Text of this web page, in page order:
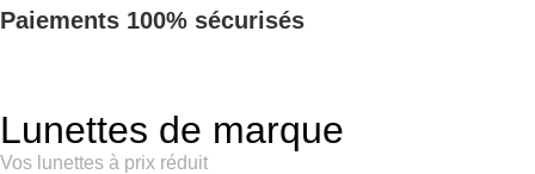
Paiements 100% sécurisés
Lunettes de marque
Vos lunettes à prix réduit